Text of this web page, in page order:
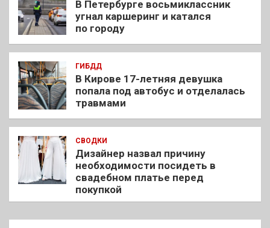
В Петербурге восьмиклассник
угнал каршеринг и катался
по городу
ГИБДД
В Кирове 17-летняя девушка
попала под автобус и отделалась
травмами
СВОДКИ
Дизайнер назвал причину
необходимости посидеть в
свадебном платье перед
покупкой